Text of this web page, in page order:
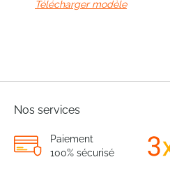
Télécharger modèle
Nos services
Paiement
100% sécurisé